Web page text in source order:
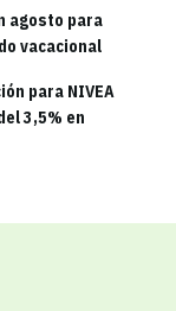
agosto para
vacacional
para NIVEA
3,5% en